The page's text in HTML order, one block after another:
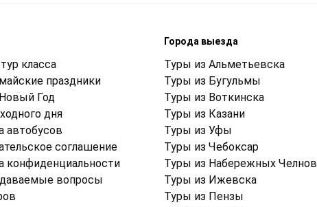
класса
праздники
Год
дня
автобусов
соглашение
конфиденциальности
вопросы
Города выезда
Туры из Альметьевска
Туры из Бугульмы
Туры из Воткинска
Туры из Казани
Туры из Уфы
Туры из Чебоксар
Туры из Набережных Челнов
Туры из Ижевска
Туры из Пензы